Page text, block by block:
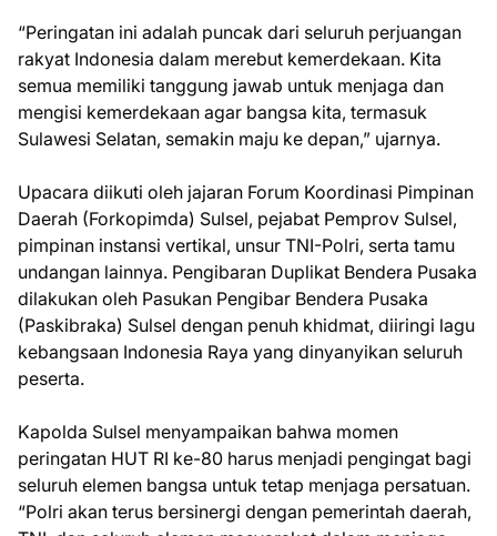
“Peringatan ini adalah puncak dari seluruh perjuangan
rakyat Indonesia dalam merebut kemerdekaan. Kita
semua memiliki tanggung jawab untuk menjaga dan
mengisi kemerdekaan agar bangsa kita, termasuk
Sulawesi Selatan, semakin maju ke depan,” ujarnya.
Upacara diikuti oleh jajaran Forum Koordinasi Pimpinan
Daerah (Forkopimda) Sulsel, pejabat Pemprov Sulsel,
pimpinan instansi vertikal, unsur TNI-Polri, serta tamu
undangan lainnya. Pengibaran Duplikat Bendera Pusaka
dilakukan oleh Pasukan Pengibar Bendera Pusaka
(Paskibraka) Sulsel dengan penuh khidmat, diiringi lagu
kebangsaan Indonesia Raya yang dinyanyikan seluruh
peserta.
Kapolda Sulsel menyampaikan bahwa momen
peringatan HUT RI ke-80 harus menjadi pengingat bagi
seluruh elemen bangsa untuk tetap menjaga persatuan.
“Polri akan terus bersinergi dengan pemerintah daerah,